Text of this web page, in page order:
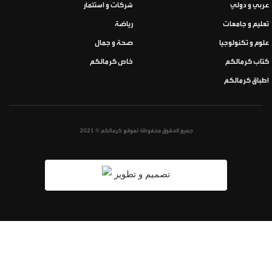
عربي و دولي شركات و استثمار
تعليم و جامعات رياضة
علوم و تكنولوجيا صحة و جمال
كتاب كرمالكم خاص كرمالكم
اطباق كرمالكم
جميع الحقوق محفوظة لموقع كرمالكم © 2021
تصميم و تطوير